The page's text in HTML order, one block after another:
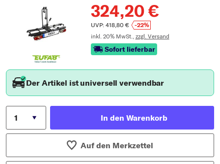
324,20 €
UVP: 418,80 €
-22%
inkl. 20% MwSt., zzgl. Versand
Sofort lieferbar
Der Artikel ist universell verwendbar
In den Warenkorb
Auf den Merkzettel